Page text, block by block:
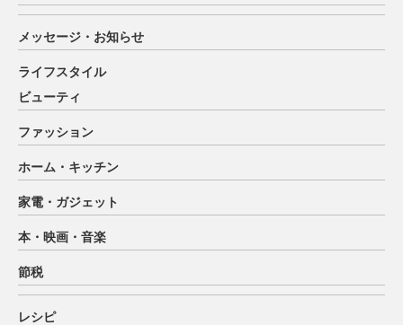
メッセージ・お知らせ
ライフスタイル
ビューティ
ファッション
ホーム・キッチン
家電・ガジェット
本・映画・音楽
節税
レシピ